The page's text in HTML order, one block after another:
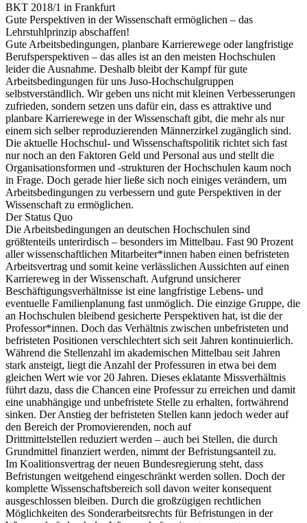
BKT 2018/1 in Frankfurt
Gute Perspektiven in der Wissenschaft ermöglichen – das
Lehrstuhlprinzip abschaffen!
Gute Arbeitsbedingungen, planbare Karrierewege oder langfristige
Berufsperspektiven – das alles ist an den meisten Hochschulen
leider die Ausnahme. Deshalb bleibt der Kampf für gute
Arbeitsbedingungen für uns Juso-Hochschulgruppen
selbstverständlich. Wir geben uns nicht mit kleinen Verbesserungen
zufrieden, sondern setzen uns dafür ein, dass es attraktive und
planbare Karrierewege in der Wissenschaft gibt, die mehr als nur
einem sich selber reproduzierenden Männerzirkel zugänglich sind.
Die aktuelle Hochschul- und Wissenschaftspolitik richtet sich fast
nur noch an den Faktoren Geld und Personal aus und stellt die
Organisationsformen und -strukturen der Hochschulen kaum noch
in Frage. Doch gerade hier ließe sich noch einiges verändern, um
Arbeitsbedingungen zu verbessern und gute Perspektiven in der
Wissenschaft zu ermöglichen.
Der Status Quo
Die Arbeitsbedingungen an deutschen Hochschulen sind
größtenteils unterirdisch – besonders im Mittelbau. Fast 90 Prozent
aller wissenschaftlichen Mitarbeiter*innen haben einen befristeten
Arbeitsvertrag und somit keine verlässlichen Aussichten auf einen
Karriereweg in der Wissenschaft. Aufgrund unsicherer
Beschäftigungsverhältnisse ist eine langfristige Lebens- und
eventuelle Familienplanung fast unmöglich. Die einzige Gruppe, die
an Hochschulen bleibend gesicherte Perspektiven hat, ist die der
Professor*innen. Doch das Verhältnis zwischen unbefristeten und
befristeten Positionen verschlechtert sich seit Jahren kontinuierlich.
Während die Stellenzahl im akademischen Mittelbau seit Jahren
stark ansteigt, liegt die Anzahl der Professuren in etwa bei dem
gleichen Wert wie vor 20 Jahren. Dieses eklatante Missverhältnis
führt dazu, dass die Chancen eine Professur zu erreichen und damit
eine unabhängige und unbefristete Stelle zu erhalten, fortwährend
sinken. Der Anstieg der befristeten Stellen kann jedoch weder auf
den Bereich der Promovierenden, noch auf
Drittmittelstellen reduziert werden – auch bei Stellen, die durch
Grundmittel finanziert werden, nimmt der Befristungsanteil zu.
Im Koalitionsvertrag der neuen Bundesregierung steht, dass
Befristungen weitgehend eingeschränkt werden sollen. Doch der
komplette Wissenschaftsbereich soll davon weiter konsequent
ausgeschlossen bleiben. Durch die großzügigen rechtlichen
Möglichkeiten des Sonderarbeitsrechts für Befristungen in der